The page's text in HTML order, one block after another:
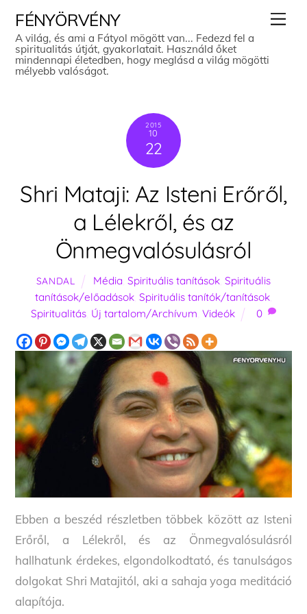
content
FÉNYÖRVÉNY
A világ, és ami a Fátyol mögött van... Fedezd fel a
spiritualitás útját, gyakorlatait. Használd őket
mindennapi életedben, hogy meglásd a világ mögötti
mélyebb valóságot.
2015
10
22
Shri Mataji: Az Isteni Erőről,
a Lélekről, és az
Önmegvalósulásról
SANDAL Média ,Spirituális tanítások ,Spirituális
tanítások/előadások Spirituális tanítók/tanítások
Spiritualitás Új tartalom/Archívum ,Videók 0
Ebben a beszéd részletben többek között az Isteni
Erőről, a Lélekről, és az Önmegvalósulásról
hallhatunk érdekes, elgondolkodtató, és tanulságos
dolgokat Shri Matajitól, aki a sahaja yoga meditáció
alapítója.